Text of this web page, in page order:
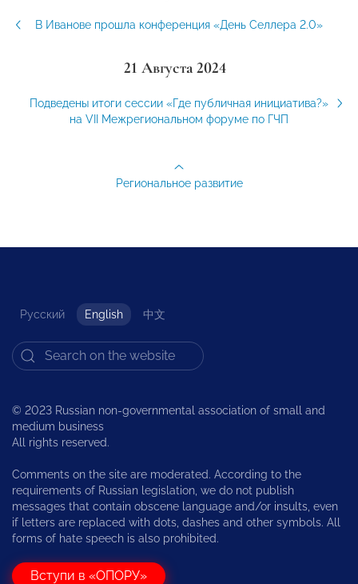
В Иванове прошла конференция «День Селлера 2.0»
21 Августа 2024
Подведены итоги сессии «Где публичная инициатива?»
на VII Межрегиональном форуме по ГЧП
Региональное развитие
Русский English 中文
© 2023 Russian non-governmental association of small and
medium business
All rights reserved.
Comments on the site are moderated. According to the
requirements of Russian legislation, we do not publish
messages that contain obscene language and/or insults, even
if letters are replaced with dots, dashes and other symbols. All
forms of hate speech is also prohibited.
Вступи в «ОПОРУ»